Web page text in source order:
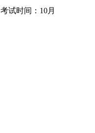
考试时间：10月